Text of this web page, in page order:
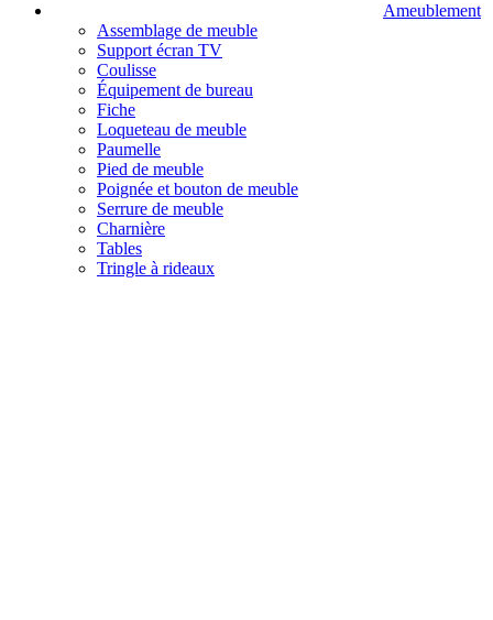
Ameublement
Assemblage de meuble
Support écran TV
Coulisse
Équipement de bureau
Fiche
Loqueteau de meuble
Paumelle
Pied de meuble
Poignée et bouton de meuble
Serrure de meuble
Charnière
Tables
Tringle à rideaux